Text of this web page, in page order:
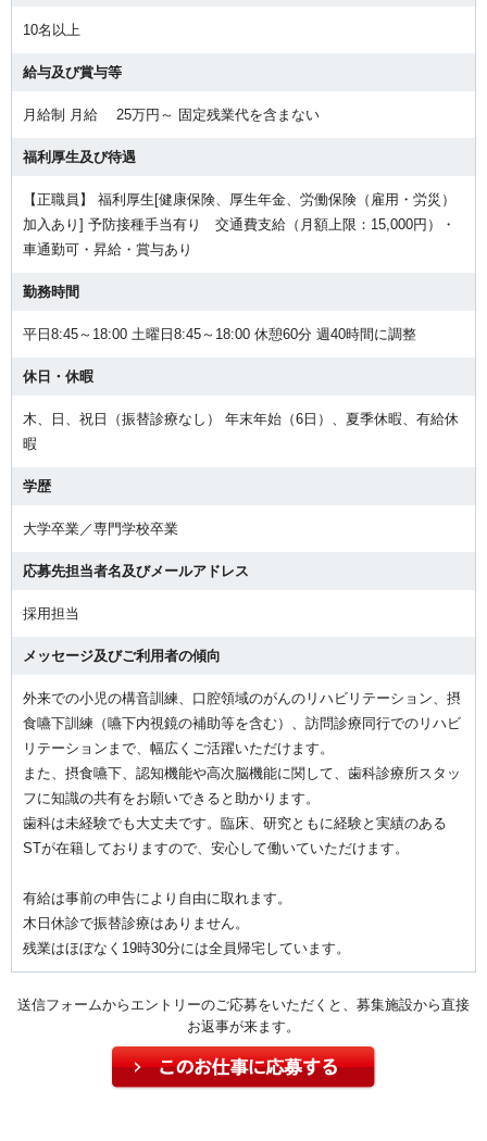
10名以上
給与及び賞与等
月給制 月給 25万円～ 固定残業代を含まない
福利厚生及び待遇
【正職員】 福利厚生[健康保険、厚生年金、労働保険（雇用・労災）
加入あり] 予防接種手当有り 交通費支給（月額上限：15,000円）・
車通勤可・昇給・賞与あり
勤務時間
平日8:45～18:00 土曜日8:45～18:00 休憩60分 週40時間に調整
休日・休暇
木、日、祝日（振替診療なし） 年末年始（6日）、夏季休暇、有給休
暇
学歴
大学卒業／専門学校卒業
応募先担当者名及びメールアドレス
採用担当
メッセージ及びご利用者の傾向
外来での小児の構音訓練、口腔領域のがんのリハビリテーション、摂
食嚥下訓練（嚥下内視鏡の補助等を含む）、訪問診療同行でのリハビ
リテーションまで、幅広くご活躍いただけます。
また、摂食嚥下、認知機能や高次脳機能に関して、歯科診療所スタッ
フに知識の共有をお願いできると助かります。
歯科は未経験でも大丈夫です。臨床、研究ともに経験と実績のある
STが在籍しておりますので、安心して働いていただけます。
有給は事前の申告により自由に取れます。
木日休診で振替診療はありません。
残業はほぼなく19時30分には全員帰宅しています。
送信フォームからエントリーのご応募をいただくと、募集施設から直接
お返事が来ます。